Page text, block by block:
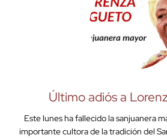
Último adiós a
Este lunes ha fallecido la sanjuanera
importante cultora de la tradición del